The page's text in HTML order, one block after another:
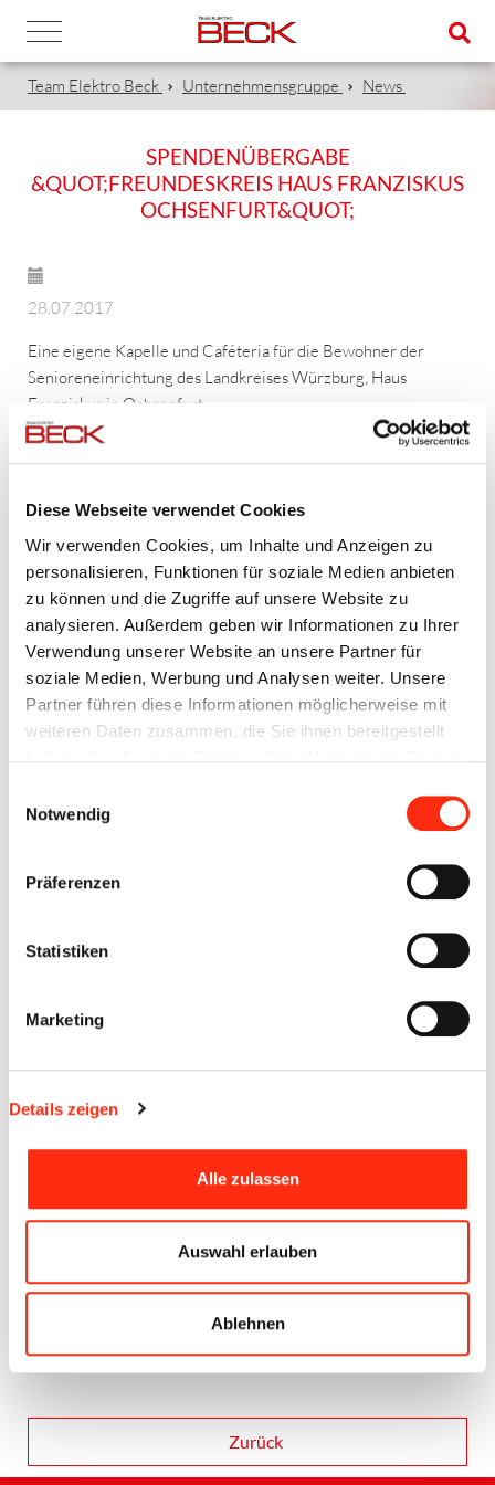
Diese Webseite verwendet Cookies
Wir verwenden Cookies, um Inhalte und Anzeigen zu
personalisieren, Funktionen für soziale Medien anbieten
zu können und die Zugriffe auf unsere Website zu
analysieren. Außerdem geben wir Informationen zu Ihrer
Verwendung unserer Website an unsere Partner für
soziale Medien, Werbung und Analysen weiter. Unsere
Partner führen diese Informationen möglicherweise mit
weiteren Daten zusammen, die Sie ihnen bereitgestellt
Notwendig
Präferenzen
Statistiken
Marketing
Details zeigen
Alle zulassen
Auswahl erlauben
Ablehnen
Team Elektro Beck Unternehmensgruppe News
SPENDENÜBERGABE
&QUOT;FREUNDESKREIS HAUS FRANZISKUS
OCHSENFURT&QUOT;
28.07.2017
Eine eigene Kapelle und Caféteria für die Bewohner der
Senioreneinrichtung des Landkreises Würzburg, Haus
Franziskus in Ochsenfurt.
Es soll ein Ort der Ruhe, aber auch der Begegnung für die rund
80 Bewohner und deren Angehörigen werden. Der Bau wird
durch Spenden unterstützt. Die Firma Beck Elektrotechnik
GmbH, mit Sitz in Ochsenfurt und Würzburg hat heute
stellvertretend durch die Geschäftsführung Christine Beck-
Meidt und Peter Wolf, einen Scheck i.H.v. 1.000 Euro an den
Freundeskreis Haus Franziskus überreicht.
v.l. Matthias Rüth, Geschäftsführer Senioreneinrichtungen des
Pfarreiengemeinschaft Ochsenfurt, Christine Beck-Meidt und
Peter Wolf (Geschäftsführung Beck Elektrotechnik GmbH),
Franziskus, Ochsenfurt) und Ute Krone (Haus Franziskus,
Zurück